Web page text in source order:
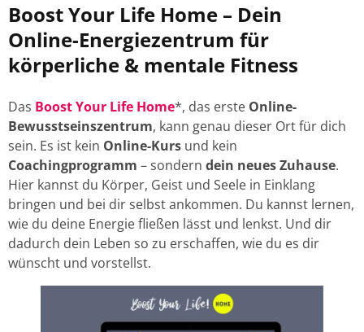
Boost Your Life Home – Dein
Online-Energiezentrum für
körperliche & mentale Fitness
Das Boost Your Life Home*, das erste Online-
Bewusstseinszentrum, kann genau dieser Ort für dich
sein. Es ist kein Online-Kurs und kein
Coachingprogramm – sondern dein neues Zuhause.
Hier kannst du Körper, Geist und Seele in Einklang
bringen und bei dir selbst ankommen. Du kannst lernen,
wie du deine Energie fließen lässt und lenkst. Und dir
dadurch dein Leben so zu erschaffen, wie du es dir
wünscht und vorstellst.